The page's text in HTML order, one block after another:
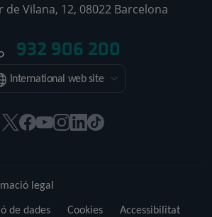
de Vilana, 12, 08022 Barcelona
932 906 200
International web site
Aquest
una
finestra
Aquest
una
finestra
Aquest
una
finestra
Aquest
finestra
Aquest
finestra
Enllaç
legal
de dades
Cookies Accessibilitat